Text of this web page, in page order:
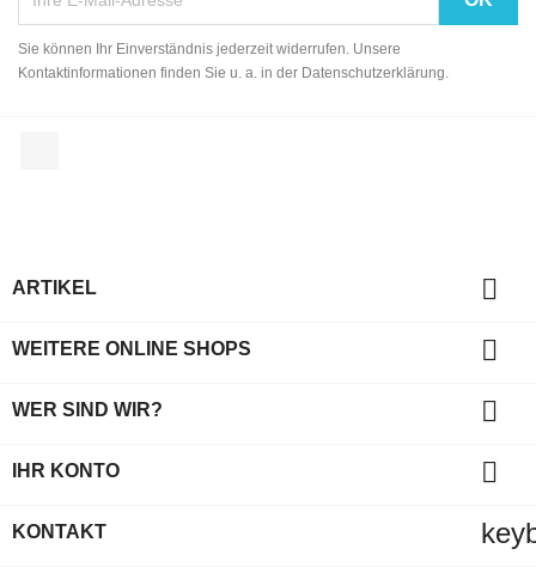
Sie können Ihr Einverständnis jederzeit widerrufen. Unsere
Kontaktinformationen finden Sie u. a. in der Datenschutzerklärung.
ARTIKEL 
WEITERE ONLINE SHOPS 
WER SIND WIR? 
IHR KONTO 
KONTAKT